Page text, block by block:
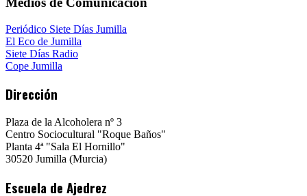
Periódico Siete Días Jumilla
El Eco de Jumilla
Siete Días Radio
Cope Jumilla
Dirección
Plaza de la Alcoholera nº 3
Centro Sociocultural "Roque Baños"
Planta 4ª "Sala El Hornillo"
30520 Jumilla (Murcia)
Escuela de Ajedrez